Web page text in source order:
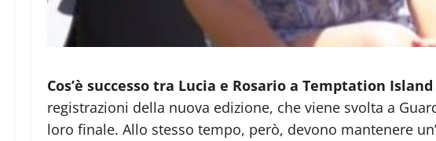
Cos’è successo tra Lucia e Rosario a Temptation Island
registrazioni della nuova edizione, che viene svolta a
loro finale. Allo stesso tempo, però, devono mantenere